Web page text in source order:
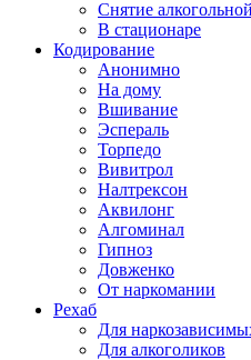
Снятие
В стационаре
Кодирование
Анонимно
На дому
Вшивание
Эспераль
Торпедо
Вивитрол
Налтрексон
Аквилонг
Алгоминал
Гипноз
Довженко
От наркомании
Рехаб
Для
Для алкоголиков